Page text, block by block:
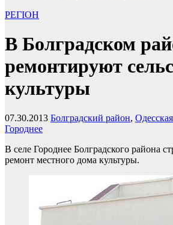
РЕГІОН
В Болградском
ремонтируют
культуры
07.30.2013 Болградский район,
Городнее
В селе Городнее Болградского района
ремонт местного дома культуры.